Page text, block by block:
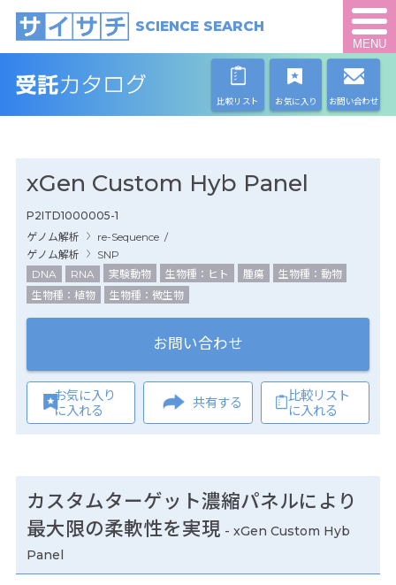
SCIENCE SEARCH
MENU
比較リスト お気に入り お問い合わせ
xGen Custom Hyb Panel
P2ITD1000005-1
ゲノム解析
re-Sequence /
ゲノム解析
SNP
DNA
RNA 実験動物 生物種：ヒト 腫瘍
生物種：動物
生物種：植物
生物種：微生物
お問い合わせ
お気に入り
に入れる
共有する
比較リスト
に入れる
カスタムターゲット濃縮パネルにより
最大限の柔軟性を実現 - xGen Custom Hyb
Panel